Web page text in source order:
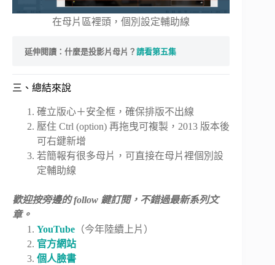
在母片區裡頭，個別設定輔助線
延伸閱讀：什麼是投影片母片？ 請看第五集
三、總結來說
確立版心＋安全框，確保排版不出線
壓住 Ctrl (option) 再拖曳可複製，2013 版本後
可右鍵新增
若簡報有很多母片，可直接在母片裡個別設
定輔助線
歡迎按旁邊的 follow 鍵訂閱，不錯過最新系列文
章。
YouTube （今年陸續上片）
官方網站
個人臉書